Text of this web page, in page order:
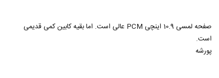
صفحه لمسی 10.9 اینچی PCM عالی است. اما بقیه کابین کمی قدیمی
است.
پورشه